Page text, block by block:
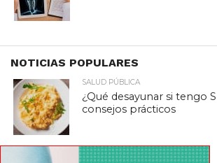
NOTICIAS POPULARES
SALUD PÚBLICA
¿Qué desayunar si tengo
consejos prácticos